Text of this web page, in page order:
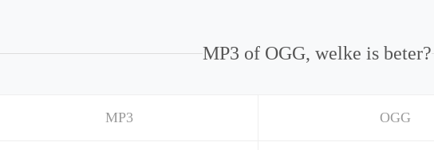
MP3 of OGG, welke is beter?
MP3 OGG